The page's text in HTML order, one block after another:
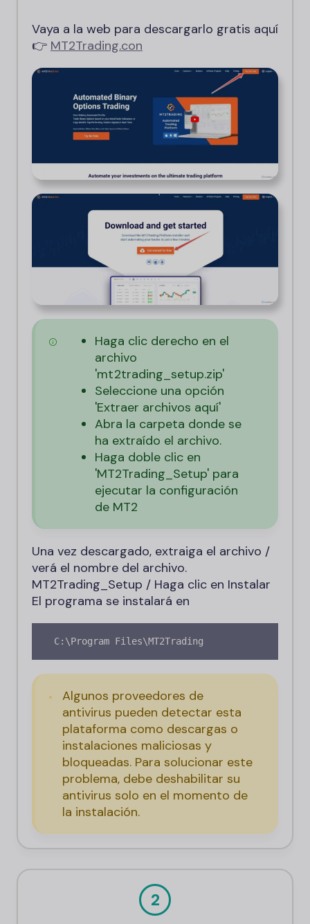
Vaya a la web para descargarlo gratis aquí
👉 MT2Trading.con
Haga clic derecho en el
archivo
'mt2trading_setup.zip'
Seleccione una opción
'Extraer archivos aquí'
Abra la carpeta donde se
ha extraído el archivo.
Haga doble clic en
'MT2Trading_Setup' para
ejecutar la configuración
de MT2
Una vez descargado, extraiga el archivo /
verá el nombre del archivo.
MT2Trading_Setup / Haga clic en Instalar
El programa se instalará en
C:\Program Files\MT2Trading
Algunos proveedores de
antivirus pueden detectar esta
plataforma como descargas o
instalaciones maliciosas y
bloqueadas. Para solucionar este
problema, debe deshabilitar su
antivirus solo en el momento de
la instalación.
2